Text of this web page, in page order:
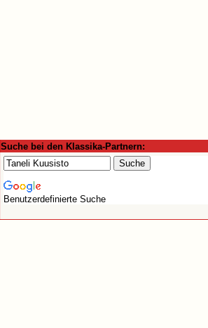
Suche bei den Klassika-Partnern:
Benutzerdefinierte Suche